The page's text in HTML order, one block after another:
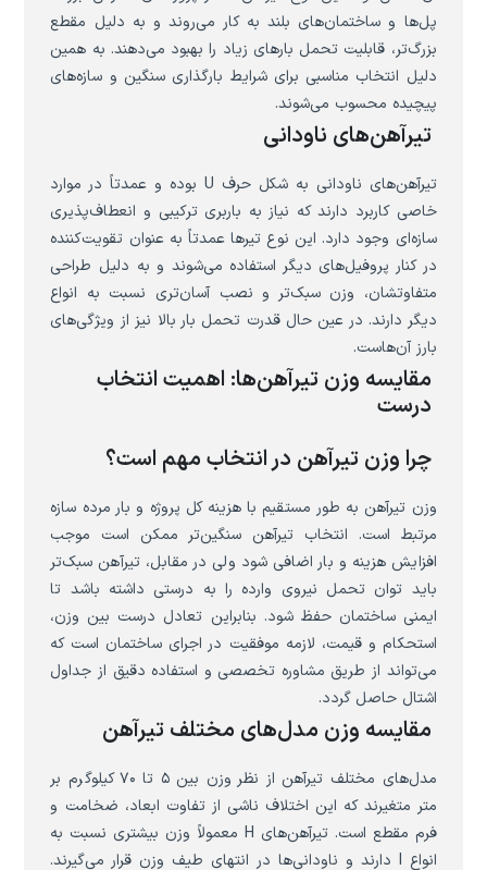
پل‌ها و ساختمان‌های بلند به کار می‌روند و به دلیل مقطع
بزرگ‌تر، قابلیت تحمل بارهای زیاد را بهبود می‌دهند. به همین
دلیل انتخاب مناسبی برای شرایط بارگذاری سنگین و سازه‌های
پیچیده محسوب می‌شوند.
تیرآهن‌های ناودانی
تیرآهن‌های ناودانی به شکل حرف U بوده و عمدتاً در موارد
خاصی کاربرد دارند که نیاز به باربری ترکیبی و انعطاف‌پذیری
سازه‌ای وجود دارد. این نوع تیرها عمدتاً به عنوان تقویت‌کننده
در کنار پروفیل‌های دیگر استفاده می‌شوند و به دلیل طراحی
متفاوتشان، وزن سبک‌تر و نصب آسان‌تری نسبت به انواع
دیگر دارند. در عین حال قدرت تحمل بار بالا نیز از ویژگی‌های
بارز آن‌هاست.
مقایسه وزن تیرآهن‌ها: اهمیت انتخاب
درست
چرا وزن تیرآهن در انتخاب مهم است؟
وزن تیرآهن به طور مستقیم با هزینه کل پروژه و بار مرده سازه
مرتبط است. انتخاب تیرآهن سنگین‌تر ممکن است موجب
افزایش هزینه و بار اضافی شود ولی در مقابل، تیرآهن سبک‌تر
باید توان تحمل نیروی وارده را به درستی داشته باشد تا
ایمنی ساختمان حفظ شود. بنابراین تعادل درست بین وزن،
استحکام و قیمت، لازمه موفقیت در اجرای ساختمان است که
می‌تواند از طریق مشاوره تخصصی و استفاده دقیق از جداول
اشتال حاصل گردد.
مقایسه وزن مدل‌های مختلف تیرآهن
مدل‌های مختلف تیرآهن از نظر وزن بین ۵ تا ۷۰ کیلوگرم بر
متر متغیرند که این اختلاف ناشی از تفاوت ابعاد، ضخامت و
فرم مقطع است. تیرآهن‌های H معمولاً وزن بیشتری نسبت به
انواع I دارند و ناودانی‌ها در انتهای طیف وزن قرار می‌گیرند.